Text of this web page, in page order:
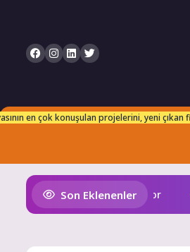
takip edebilirsiniz. Her an taze ve güncel
en çok konuşulan projelerini, yeni
Son Eklenenler
Heyecanı Paris’te Başlıyor